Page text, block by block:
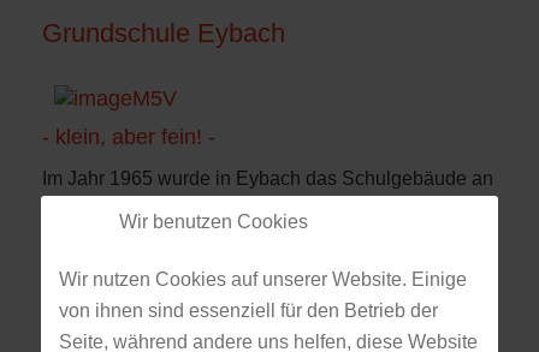
Grundschule Eybach
- klein, aber fein! -
Im Jahr 1965 wurde in Eybach das Schulgebäude an
der Mühlbachstraße erbaut.
Schülerinnen und Schüler, die in 2
jahrgangsgemischten Klassen von insgesamt 6
Wir benutzen Cookies
Wir nutzen Cookies auf unserer Website. Einige
von ihnen sind essenziell für den Betrieb der
Seite, während andere uns helfen, diese Website